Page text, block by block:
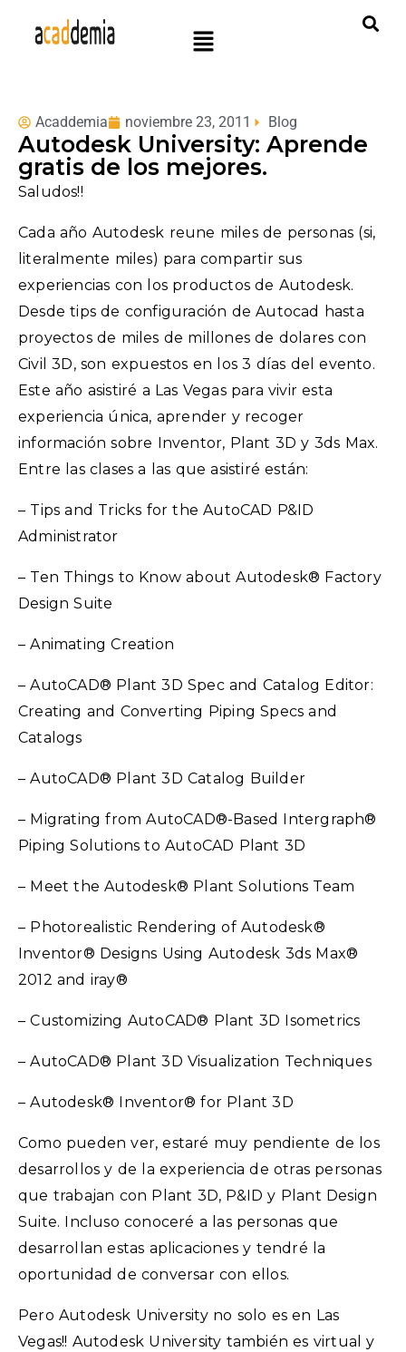
Acaddemia noviembre 23, 2011 Blog
Autodesk University: Aprende
gratis de los mejores.
Saludos!!
Cada año Autodesk reune miles de personas (si,
literalmente miles) para compartir sus
experiencias con los productos de Autodesk.
Desde tips de configuración de Autocad hasta
proyectos de miles de millones de dolares con
Civil 3D, son expuestos en los 3 días del evento.
Este año asistiré a Las Vegas para vivir esta
experiencia única, aprender y recoger
información sobre Inventor, Plant 3D y 3ds Max.
Entre las clases a las que asistiré están:
– Tips and Tricks for the AutoCAD P&ID
Administrator
– Ten Things to Know about Autodesk® Factory
Design Suite
– Animating Creation
– AutoCAD® Plant 3D Spec and Catalog Editor:
Creating and Converting Piping Specs and
Catalogs
– AutoCAD® Plant 3D Catalog Builder
– Migrating from AutoCAD®-Based Intergraph®
Piping Solutions to AutoCAD Plant 3D
– Meet the Autodesk® Plant Solutions Team
– Photorealistic Rendering of Autodesk®
Inventor® Designs Using Autodesk 3ds Max®
2012 and iray®
– Customizing AutoCAD® Plant 3D Isometrics
– AutoCAD® Plant 3D Visualization Techniques
– Autodesk® Inventor® for Plant 3D
Como pueden ver, estaré muy pendiente de los
desarrollos y de la experiencia de otras personas
que trabajan con Plant 3D, P&ID y Plant Design
Suite. Incluso conoceré a las personas que
desarrollan estas aplicaciones y tendré la
oportunidad de conversar con ellos.
Pero Autodesk University no solo es en Las
Vegas!! Autodesk University también es virtual y